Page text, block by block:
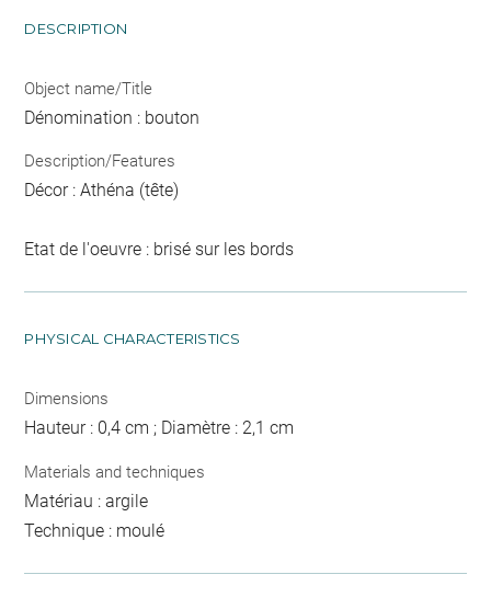
DESCRIPTION
Object name/Title
Dénomination : bouton
Description/Features
Décor : Athéna (tête)
Etat de l'oeuvre : brisé sur les bords
PHYSICAL CHARACTERISTICS
Dimensions
Hauteur : 0,4 cm ; Diamètre : 2,1 cm
Materials and techniques
Matériau : argile
Technique : moulé